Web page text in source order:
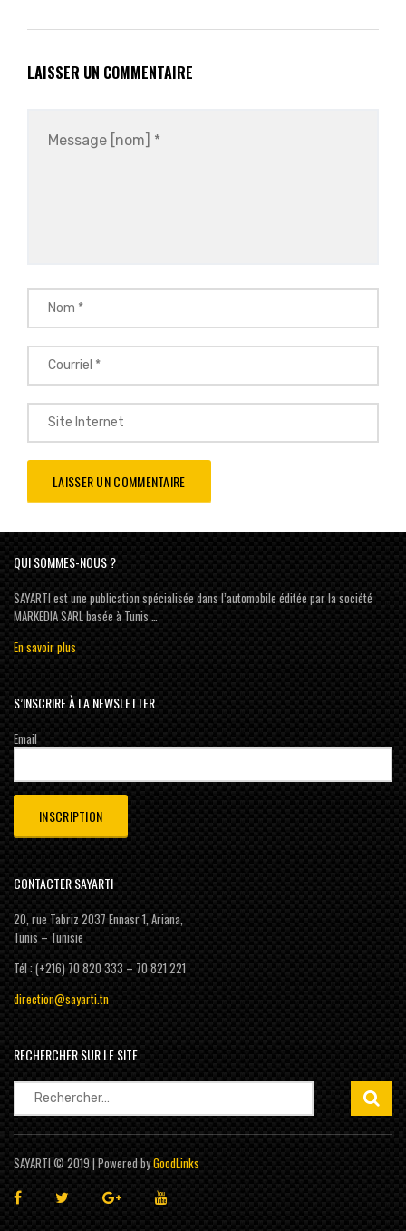
LAISSER UN COMMENTAIRE
QUI SOMMES-NOUS ?
SAYARTI est une publication spécialisée dans l’automobile éditée par la société
MARKEDIA SARL basée à Tunis …
En savoir plus
S’INSCRIRE À LA NEWSLETTER
Email
CONTACTER SAYARTI
20, rue Tabriz 2037 Ennasr 1, Ariana,
Tunis – Tunisie
Tél : (+216) 70 820 333 – 70 821 221
direction@sayarti.tn
RECHERCHER SUR LE SITE
Rechercher :
SAYARTI © 2019 | Powered byGoodLinks